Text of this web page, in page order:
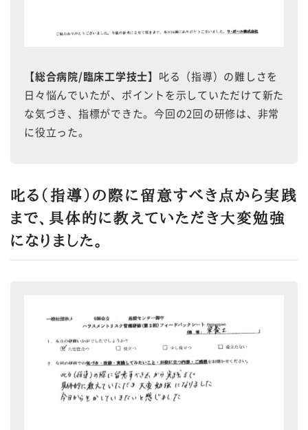
【総合病院/臨床工学技士】 叱る（指導）の難しさを
日々悩んでいたが、ポイントを示していただけて新た
な気づき、指標ができた。今回の2回の研修は、非常
に役立った。
叱る（指導）の際に留意すべき点から実践
まで、具体的に教えていただき大変勉強
になりました。